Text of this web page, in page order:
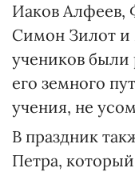
Иаков Алфеев,
Симон Зилот и
учеников
его земного
учения, не
В праздник
Петра,